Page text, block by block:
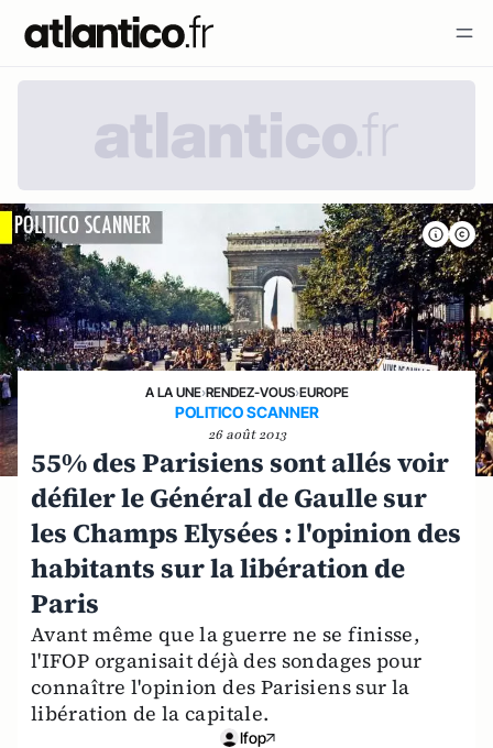
A LA UNE›RENDEZ-VOUS›EUROPE
POLITICO SCANNER
26 août 2013
55% des Parisiens sont allés voir
défiler le Général de Gaulle sur
les Champs Elysées : l'opinion des
habitants sur la libération de
Paris
Avant même que la guerre ne se finisse,
l'IFOP organisait déjà des sondages pour
connaître l'opinion des Parisiens sur la
libération de la capitale.
Ifop